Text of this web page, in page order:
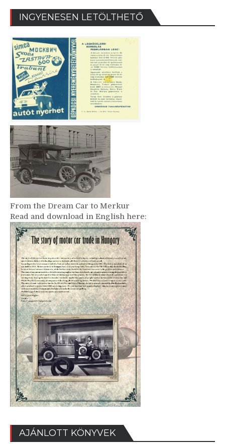
INGYENESEN LETÖLTHETŐ
From the Dream Car to Merkur
Read and download in English here:
AJÁNLOTT KÖNYVEK